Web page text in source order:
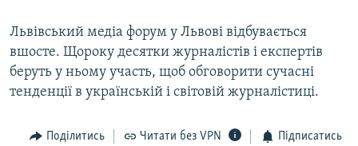
Львівський медіа форум у Львові відбувається
вшосте. Щороку десятки журналістів і експертів
беруть у ньому участь, щоб обговорити сучасні
тенденції в українській і світовій журналістиці.
Поділитись Читати без VPN Підписатись